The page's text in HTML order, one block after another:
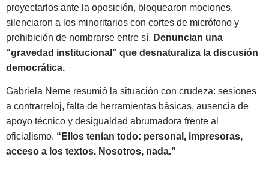
proyectarlos ante la oposición, bloquearon mociones,
silenciaron a los minoritarios con cortes de micrófono y
prohibición de nombrarse entre sí. Denuncian una
“gravedad institucional” que desnaturaliza la discusión
democrática.
Gabriela Neme resumió la situación con crudeza: sesiones
a contrarreloj, falta de herramientas básicas, ausencia de
apoyo técnico y desigualdad abrumadora frente al
oficialismo. “Ellos tenían todo: personal, impresoras,
acceso a los textos. Nosotros, nada.”